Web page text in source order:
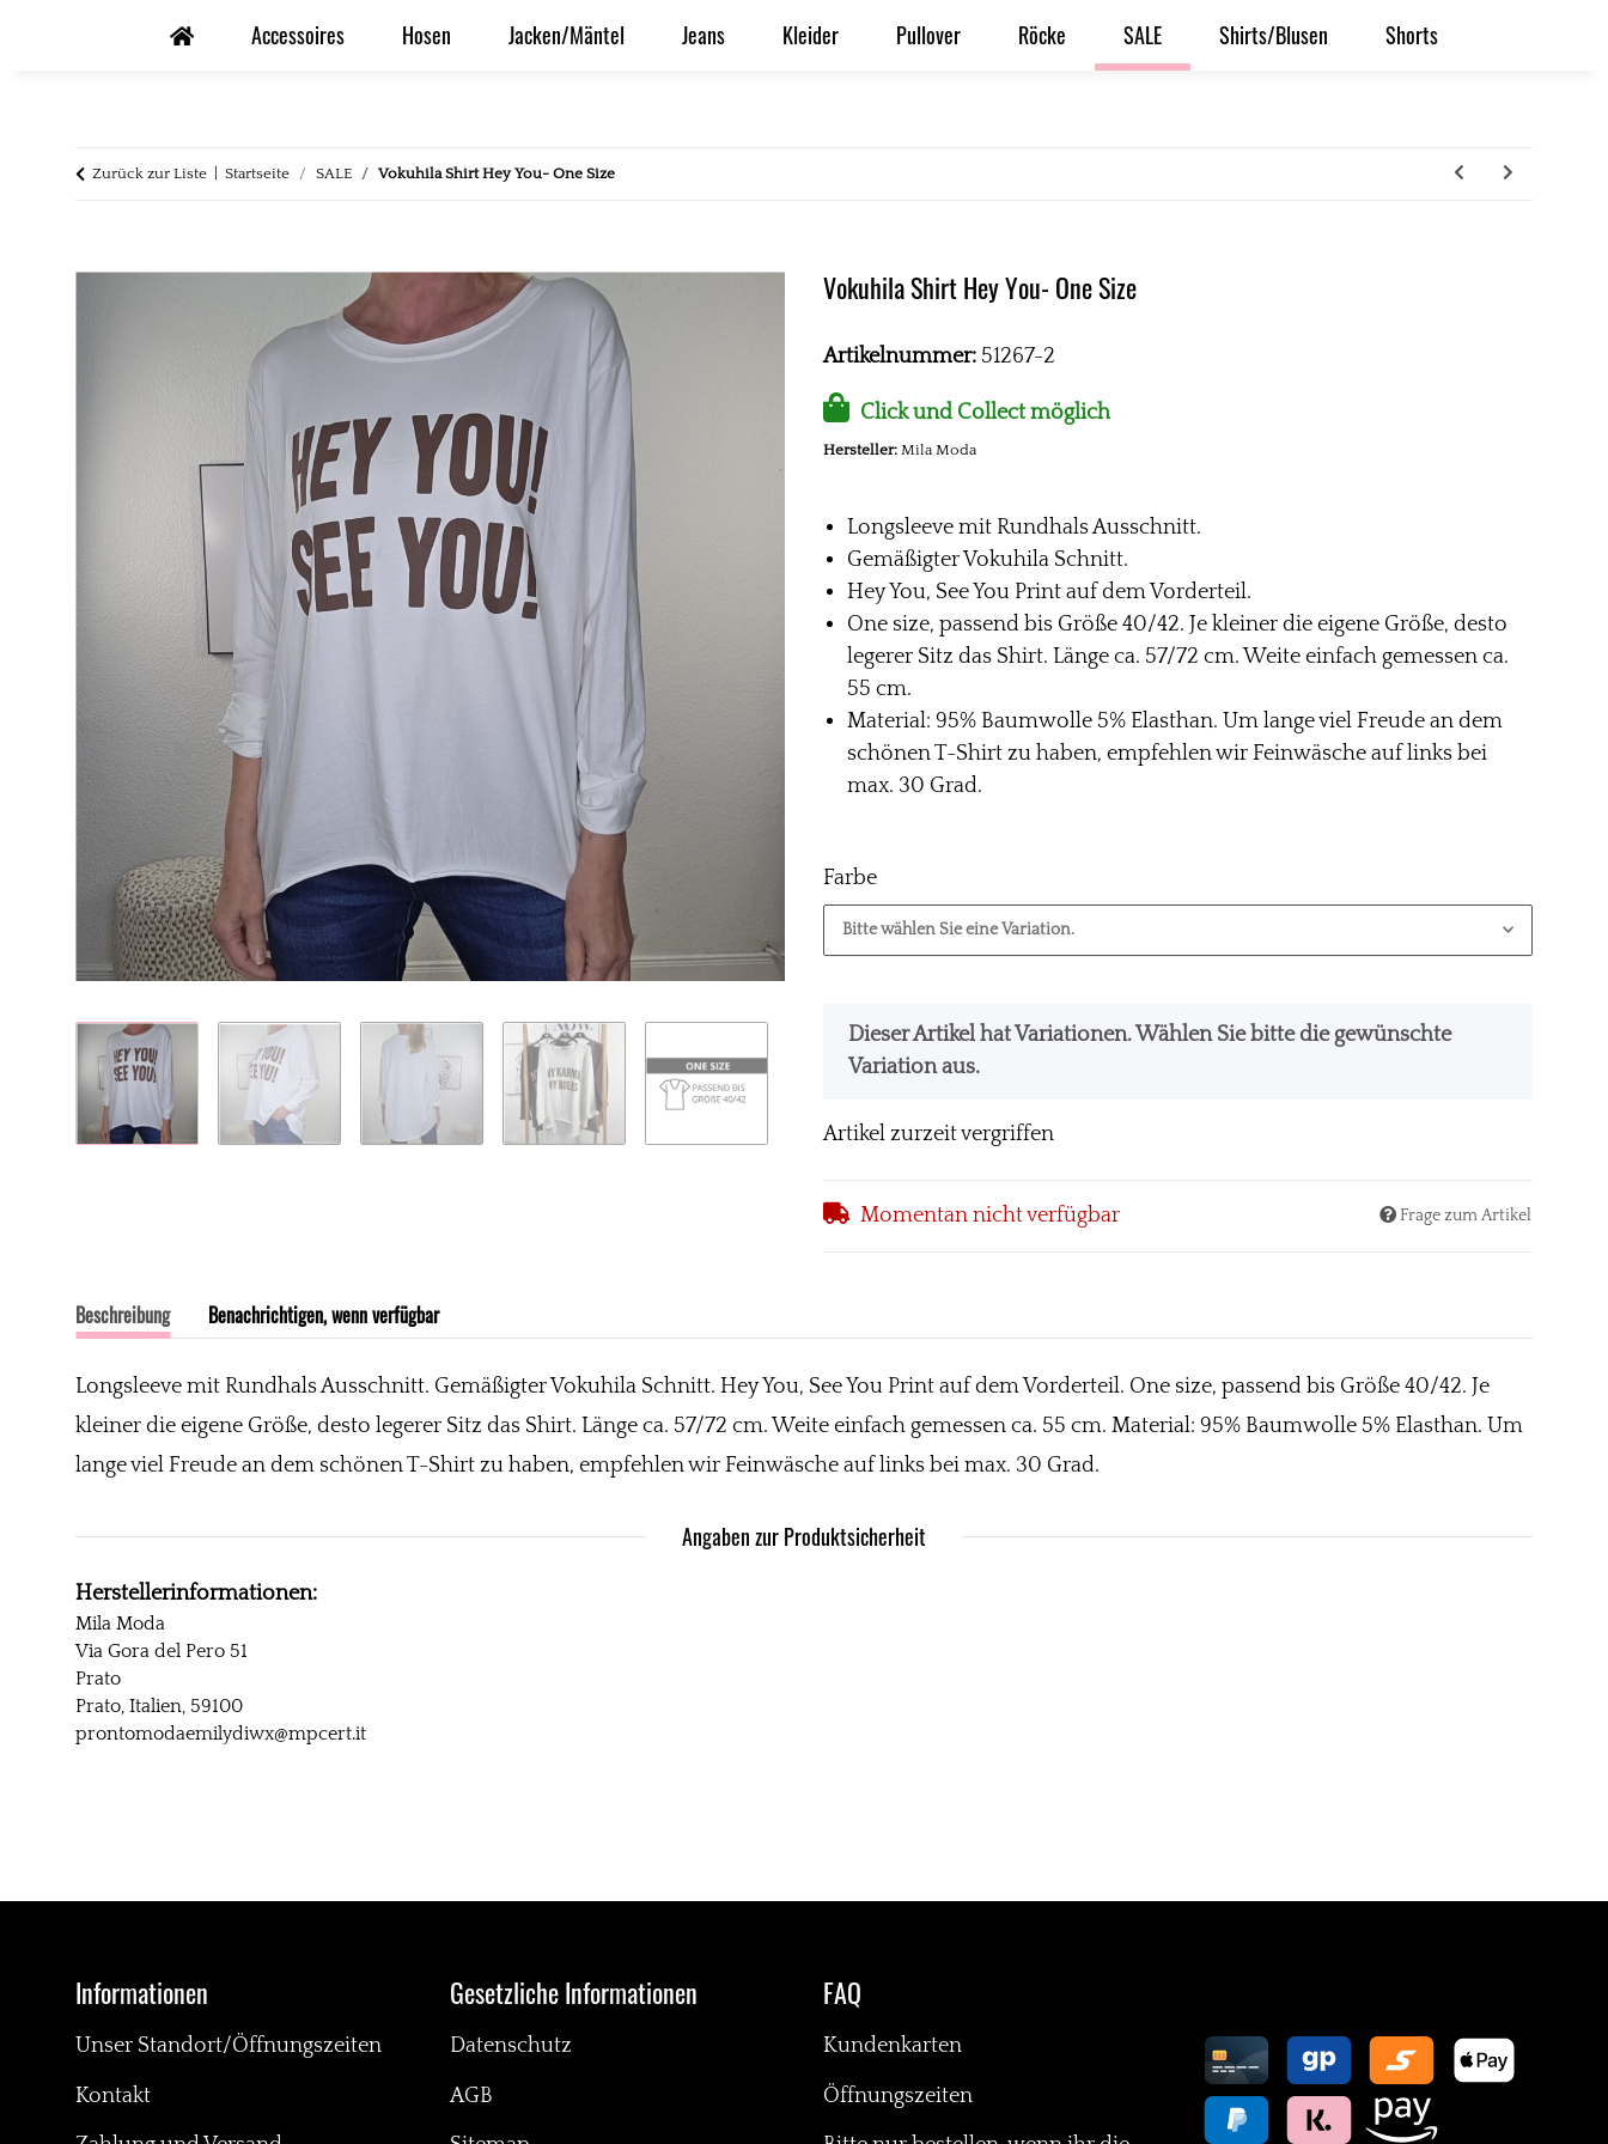
Accessoires Hosen Jacken/Mäntel Jeans Kleider Pullover Röcke SALE Shirts/Blusen Shorts
Zurück zur Liste Startseite SALE Vokuhila Shirt Hey You- One Size
Vokuhila Shirt Hey You- One Size
Artikelnummer: 51267-2
Click und Collect möglich
Hersteller: Mila Moda
Longsleeve mit Rundhals Ausschnitt.
Gemäßigter Vokuhila Schnitt.
Hey You, See You Print auf dem Vorderteil.
One size, passend bis Größe 40/42. Je kleiner die eigene Größe, desto
legerer Sitz das Shirt. Länge ca. 57/72 cm. Weite einfach gemessen ca.
55 cm.
Material: 95% Baumwolle 5% Elasthan. Um lange viel Freude an dem
schönen T-Shirt zu haben, empfehlen wir Feinwäsche auf links bei
max. 30 Grad.
Farbe
Bitte wählen Sie eine Variation.
x
Dieser Artikel hat Variationen. Wählen Sie bitte die gewünschte
Variation aus.
Artikel zurzeit vergriffen
Momentan nicht verfügbar Frage zum Artikel
Beschreibung Benachrichtigen, wenn verfügbar
Longsleeve mit Rundhals Ausschnitt. Gemäßigter Vokuhila Schnitt. Hey You, See You Print auf dem Vorderteil. One size, passend bis Größe 40/42. Je
kleiner die eigene Größe, desto legerer Sitz das Shirt. Länge ca. 57/72 cm. Weite einfach gemessen ca. 55 cm. Material: 95% Baumwolle 5% Elasthan. Um
lange viel Freude an dem schönen T-Shirt zu haben, empfehlen wir Feinwäsche auf links bei max. 30 Grad.
Angaben zur Produktsicherheit
Herstellerinformationen:
Mila Moda
Via Gora del Pero 51
Prato
Prato, Italien, 59100
prontomodaemilydiwx@mpcert.it
Informationen
Unser Standort/Öffnungszeiten
Kontakt
Gesetzliche Informationen
Datenschutz
AGB
FAQ
Kundenkarten
Öffnungszeiten